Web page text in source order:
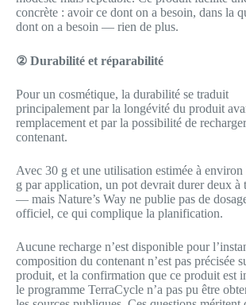
concrète : avoir ce dont on a besoin, dans la
dont on a besoin — rien de plus.
② Durabilité et réparabilité
Pour un cosmétique, la durabilité se traduit
principalement par la longévité du produit
remplacement et par la possibilité de
contenant.
Avec 30 g et une utilisation estimée à environ
g par application, un pot devrait durer deux à
— mais Nature’s Way ne publie pas de
officiel, ce qui complique la planification.
Aucune recharge n’est disponible pour
composition du contenant n’est pas précisée
produit, et la confirmation que ce produit est
le programme TerraCycle n’a pas pu être